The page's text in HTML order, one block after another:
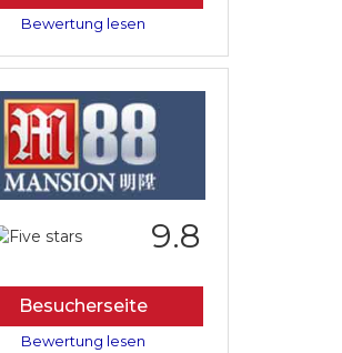
Bewertung lesen
9.8
Besucherseite
Bewertung lesen